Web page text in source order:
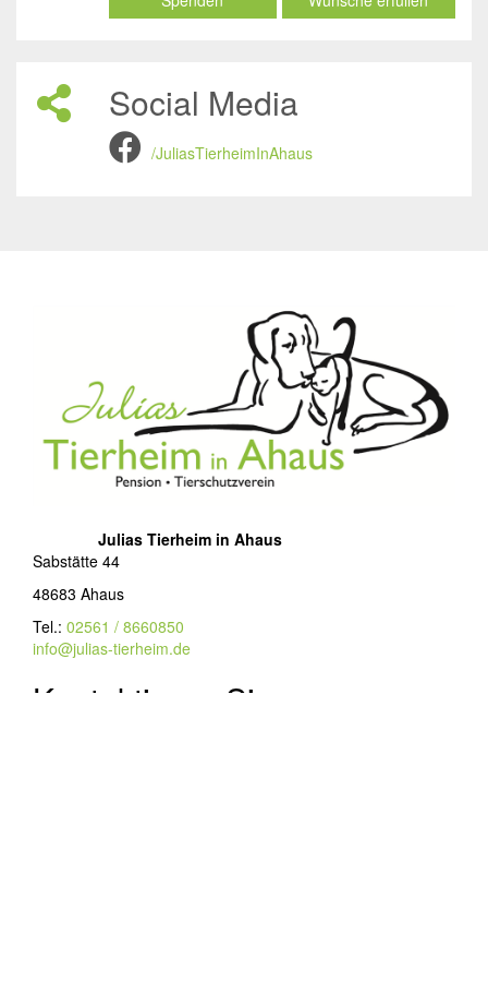
Social Media
/JuliasTierheimInAhaus
Julias Tierheim in Ahaus
Sabstätte 44
48683 Ahaus
Tel.: 02561 / 8660850
info@julias-tierheim.de
Kontaktieren Sie uns